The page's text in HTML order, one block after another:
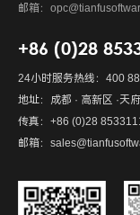
邮箱：
+86 (0)28
24小时服务热线：400
地址：成都 · 高新区 ·天
传真：+86 (0)28
邮箱：